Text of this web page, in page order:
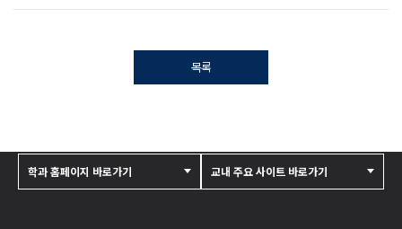
목록
학과 홈페이지 바로가기 교내 주요 사이트 바로가기